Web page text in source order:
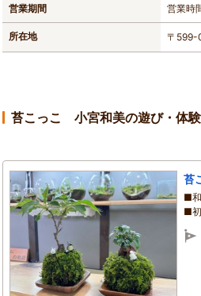
営業期間 営業時
所在地 〒
苔こっこ 小宮和美の遊び・体
苔
■
■